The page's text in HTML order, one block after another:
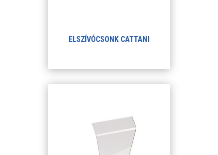
ELSZÍVÓCSONK CATTANI